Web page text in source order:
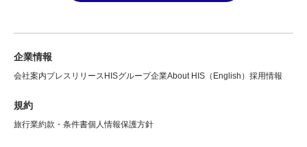
企業情報
会社案内プレスリリース HISグループ企業About HIS（English） 採用情報
規約
旅行業約款・条件書個人情報保護方針